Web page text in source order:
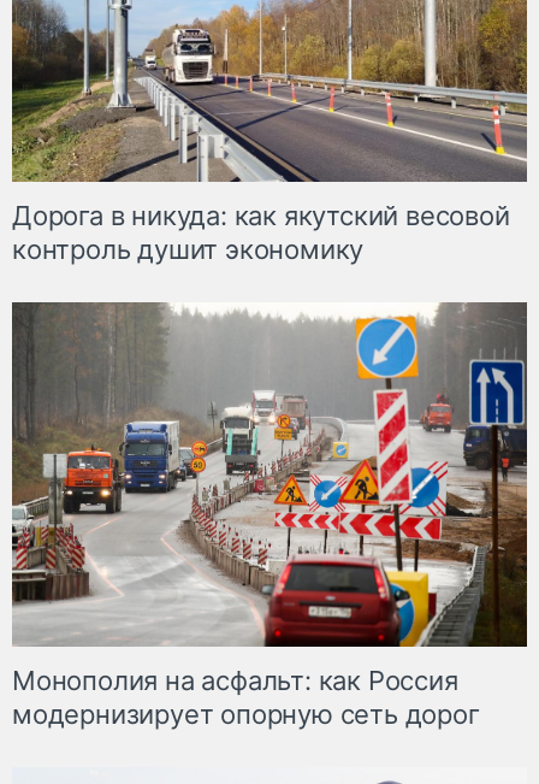
Дорога в никуда: как якутский весовой
контроль душит экономику
Монополия на асфальт: как Россия
модернизирует опорную сеть дорог